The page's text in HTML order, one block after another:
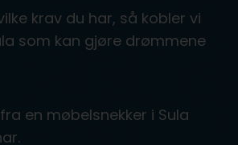
krav du har, så kobler vi
som kan gjøre drømmene
en møbelsnekker i Sula